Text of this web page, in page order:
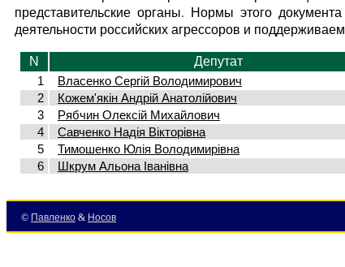
представительские органы. Нормы этого
деятельности российских агрессоров и
N Депутат
1
Власенко Сергій Володимирович
2
Кожем'якін Андрій Анатолійович
3
Рябчин Олексій Михайлович
4
Савченко Надія Вікторівна
5
Тимошенко Юлія Володимирівна
6
Шкрум Альона Іванівна
© Павленко & Носов